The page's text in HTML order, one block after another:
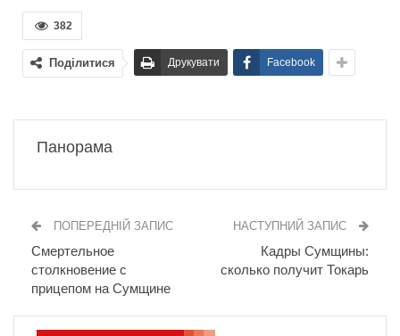
382
Поділитися Друкувати Facebook
Панорама
ПОПЕРЕДНІЙ ЗАПИС
Смертельное
столкновение с
прицепом на Сумщине
НАСТУПНИЙ ЗАПИС
Кадры Сумщины:
сколько получит Токарь